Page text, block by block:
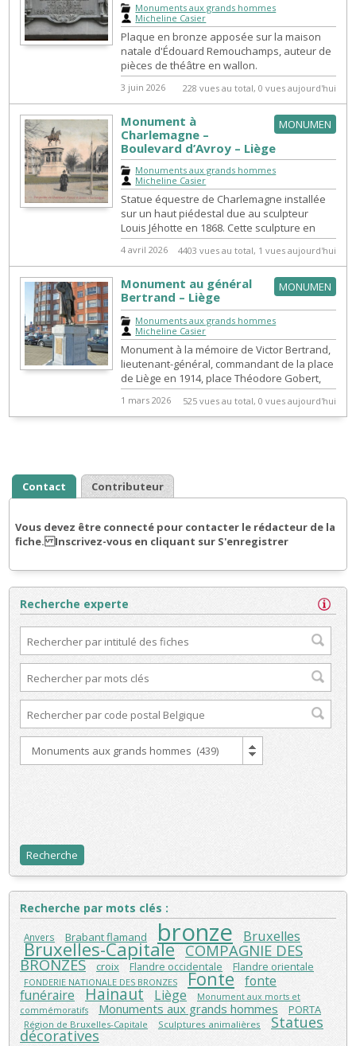
Monuments aux grands hommes
Micheline Casier
Plaque en bronze apposée sur la maison
natale d'Édouard Remouchamps, auteur de
pièces de théâtre en wallon.
3 juin 2026 228 vues au total, 0 vues aujourd'hui
MONUMEN
Monument à
Charlemagne –
Boulevard d’Avroy – Liège
Monuments aux grands hommes
Micheline Casier
Statue équestre de Charlemagne installée
sur un haut piédestal due au sculpteur
Louis Jéhotte en 1868. Cette sculpture en
bronze, prévue initialement pour la...
4 avril 2026 4403 vues au total, 1 vues aujourd'hui
MONUMEN
Monument au général
Bertrand – Liège
Monuments aux grands hommes
Micheline Casier
Monument à la mémoire de Victor Bertrand,
lieutenant-général, commandant de la place
de Liège en 1914, place Théodore Gobert,
devant le pont d'Amercœur.
1 mars 2026 525 vues au total, 0 vues aujourd'hui
Contact Contributeur
Vous devez être connecté pour contacter le rédacteur de la
fiche. Inscrivez-vous en cliquant sur S'enregistrer
Recherche experte
Recherche par mots clés :
Anvers Brabant flamand bronze Bruxelles
Bruxelles-Capitale COMPAGNIE DES
BRONZES croix Flandre occidentale Flandre orientale
FONDERIE NATIONALE DES BRONZES Fonte fonte
funéraire
Hainaut Liège
Monument aux morts et
commémoratifs
Monuments aux grands hommes PORTA
Région de Bruxelles-Capitale Sculptures animalières Statues
décoratives